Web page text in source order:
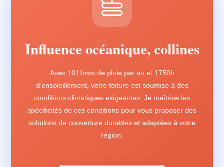
Influence océanique, collines
Avec 1011mm de pluie par an et 1750h
d'ensoleillement, votre toiture est soumise à des
conditions climatiques exigeantes. Je maîtrise les
spécificités de ces conditions pour vous proposer des
solutions de couverture durables et adaptées à votre
région.